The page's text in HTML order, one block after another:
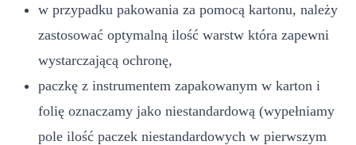
w przypadku pakowania za pomocą kartonu, należy
zastosować optymalną ilość warstw która zapewni
wystarczającą ochronę,
paczkę z instrumentem zapakowanym w karton i
folię oznaczamy jako niestandardową (wypełniamy
pole ilość paczek niestandardowych w pierwszym